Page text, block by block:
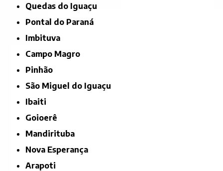
Quedas do Iguaçu
Pontal do Paraná
Imbituva
Campo Magro
Pinhão
São Miguel do Iguaçu
Ibaiti
Goioerê
Mandirituba
Nova Esperança
Arapoti